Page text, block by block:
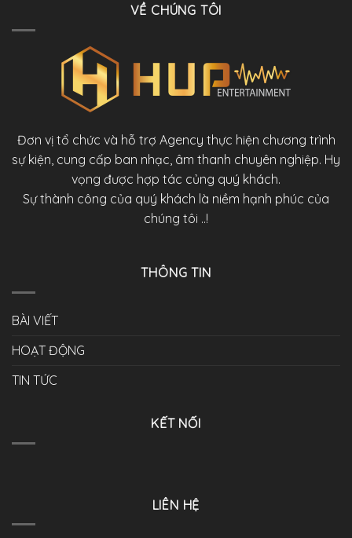
VỀ CHÚNG TÔI
Đơn vị tổ chức và hỗ trợ Agency thực hiện chương trình
sự kiện, cung cấp ban nhạc, âm thanh chuyên nghiệp. Hy
vọng được hợp tác củng quý khách.
Sự thành công của quý khách là niềm hạnh phúc của
chúng tôi ..!
THÔNG TIN
BÀI VIẾT
HOẠT ĐỘNG
TIN TỨC
KẾT NỐI
LIÊN HỆ